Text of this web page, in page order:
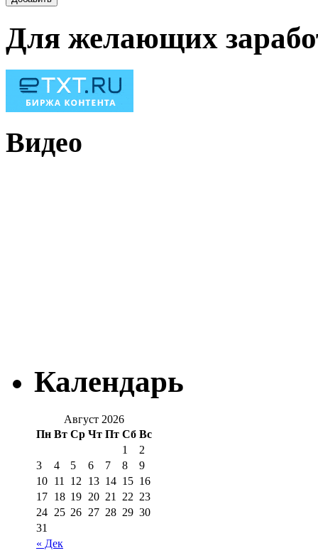
Для желающих
Видео
Календарь
Август 2026
Пн Вт Ср Чт Пт Сб Вс
« Дек
1
2
3
4 5 6 7 8
9
10 11 12 13 14 15 16
17 18 19 20 21 22 23
24 25 26 27 28 29 30
31